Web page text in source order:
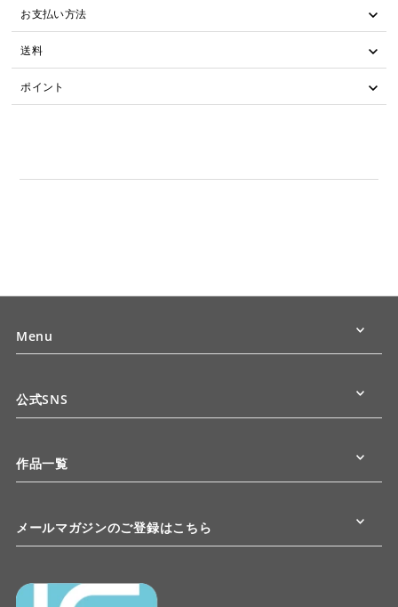
お支払い方法
送料
ポイント
Menu
公式SNS
作品一覧
メールマガジンのご登録はこちら